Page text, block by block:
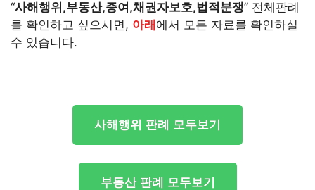
“사해행위,부동산,증여,채권자보호,법적분쟁” 전체판례
를 확인하고 싶으시면, 아래에서 모든 자료를 확인하실
수 있습니다.
사해행위 판례 모두보기
부동산 판례 모두보기